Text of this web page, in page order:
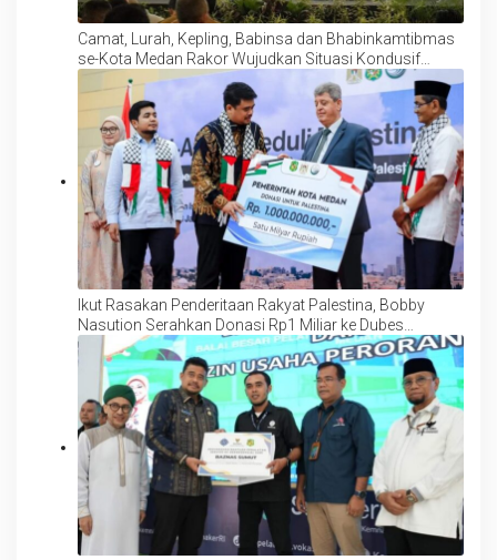
Camat, Lurah, Kepling, Babinsa dan Bhabinkamtibmas
se-Kota Medan Rakor Wujudkan Situasi Kondusif
Jelang Pemilu 14 Februari 2024
Ikut Rasakan Penderitaan Rakyat Palestina, Bobby
Nasution Serahkan Donasi Rp1 Miliar ke Dubes
Palestina